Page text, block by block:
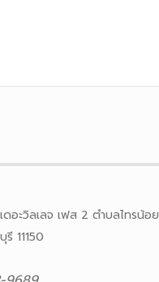
อะวิลเลจ เฟส 2 ตำบลไทรน้อย
11150